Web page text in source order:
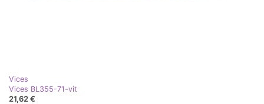
Vices
Vices BL355-71-vit
21,62 €